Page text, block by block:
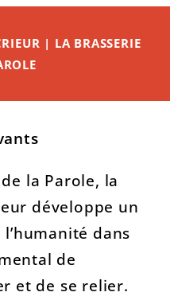
| LA BRASSERIE
la Parole, la
développe un
dans
de
et de se relier.